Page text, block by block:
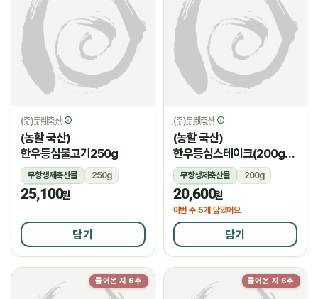
(주)두레축산
(농할 국산)
한우등심불고기250g
무항생제축산물
250g
냉장
25,100원
담기
(주)두레축산
(농할 국산)
한우등심스테이크(200g/
암소)
무항생제축산물
200g
냉장
20,600원
이번 주 5개 담았어요
담기
들어온 지 6주 들어온 지 6주